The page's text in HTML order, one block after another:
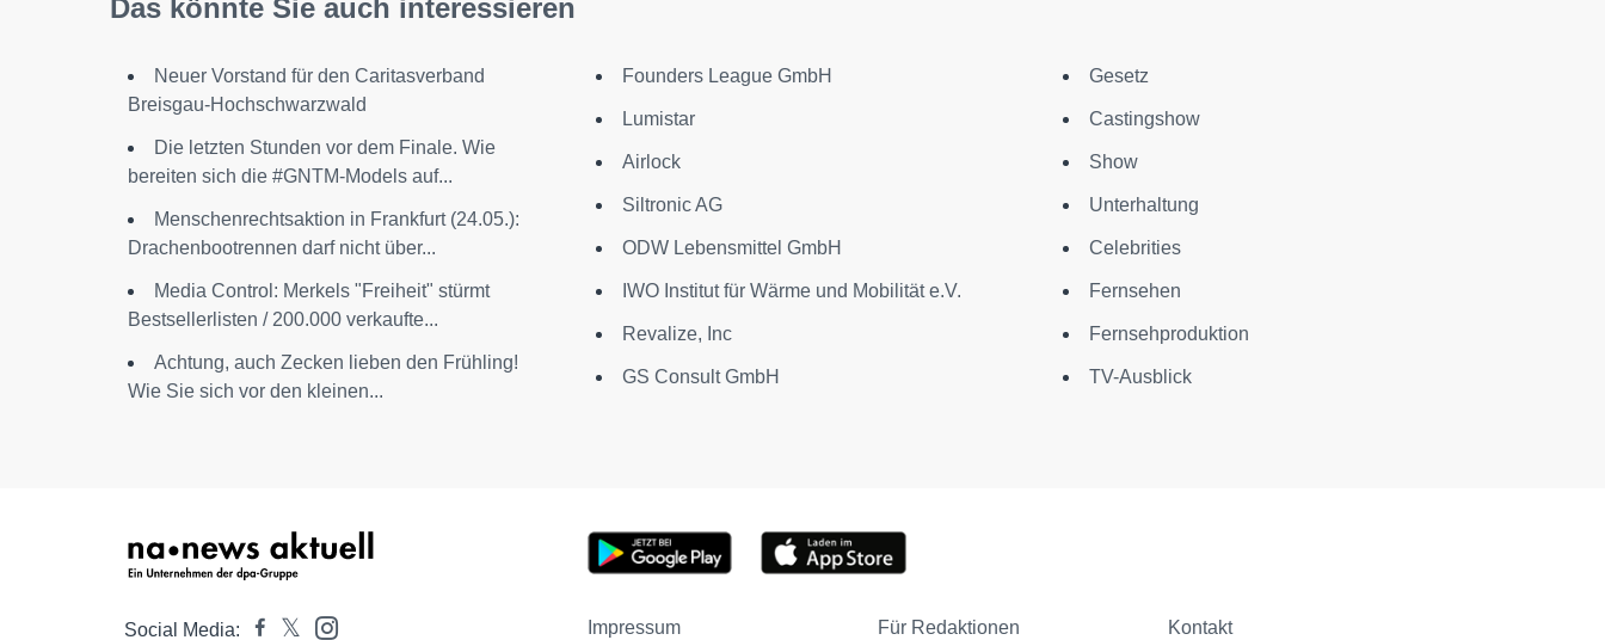
Das könnte Sie auch interessieren
Neuer Vorstand für den Caritasverband
Breisgau-Hochschwarzwald
Die letzten Stunden vor dem Finale. Wie
bereiten sich die #GNTM-Models auf...
Menschenrechtsaktion in Frankfurt (24.05.):
Drachenbootrennen darf nicht über...
Media Control: Merkels "Freiheit" stürmt
Bestsellerlisten / 200.000 verkaufte...
Achtung, auch Zecken lieben den Frühling!
Wie Sie sich vor den kleinen...
Founders League GmbH
Lumistar
Airlock
Siltronic AG
ODW Lebensmittel GmbH
IWO Institut für Wärme und Mobilität e.V.
Revalize, Inc
GS Consult GmbH
Gesetz
Castingshow
Show
Unterhaltung
Celebrities
Fernsehen
Fernsehproduktion
TV-Ausblick
Social Media: Impressum Für Redaktionen Kontakt